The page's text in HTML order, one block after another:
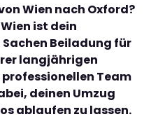
Wien nach Oxford?
ist dein
Beiladung für
langjährigen
Team
deinen Umzug
ablaufen zu lassen.